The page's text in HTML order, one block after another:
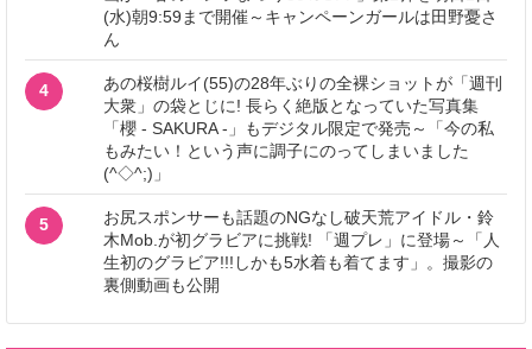
(水)朝9:59まで開催～キャンペーンガールは田野憂さ
ん
4
あの桜樹ルイ(55)の28年ぶりの全裸ショットが「週刊
大衆」の袋とじに! 長らく絶版となっていた写真集
「櫻 - SAKURA -」もデジタル限定で発売～「今の私
もみたい！という声に調子にのってしまいました
(^◇^;)」
5
お尻スポンサーも話題のNGなし破天荒アイドル・鈴
木Mob.が初グラビアに挑戦! 「週プレ」に登場～「人
生初のグラビア!!!しかも5水着も着てます」。撮影の
裏側動画も公開